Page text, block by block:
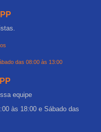
das 08:00 às 13:00
equipe
às 18:00 e Sábado das